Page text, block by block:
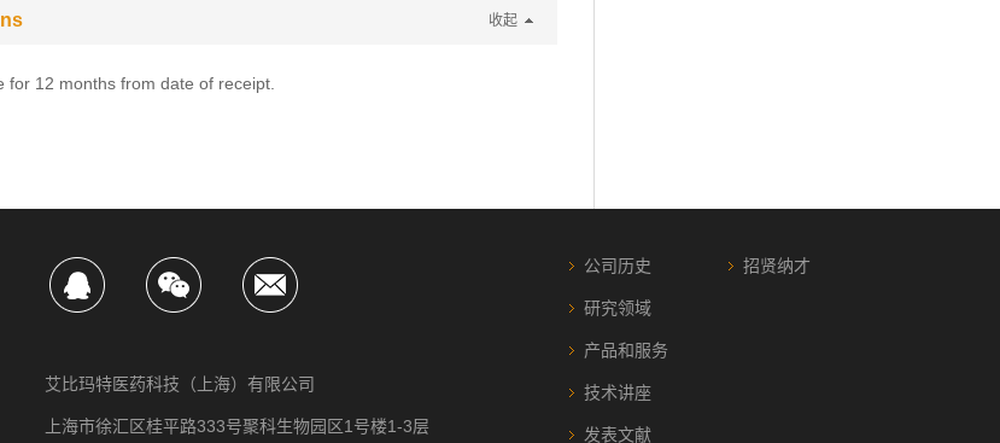
收起
12 months from date of receipt.
艾比玛特医药科技（上海）有限公司
上海市徐汇区桂平路333号聚科生物园区1号楼1-3层
公司历史
研究领域
产品和服务
技术讲座
发表文献
招贤纳才